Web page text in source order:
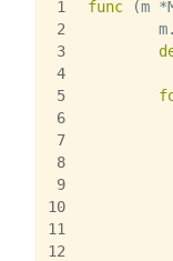
1
2
3
4
5
6
7
8
9
10
11
12
func (m